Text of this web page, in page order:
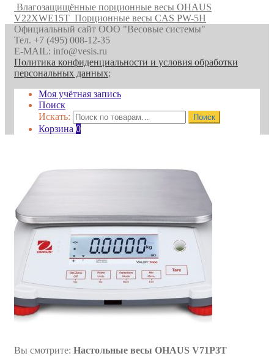
Влагозащищённые порционные весы OHAUS
V22XWE15T Порционные весы CAS PW-5H
Официальный сайт ООО "Весовые системы"
Тел. +7 (495) 008-12-35
E-MAIL: info@vesis.ru
Политика конфиденциальности и условия обработки
персональных данных;
Моя учётная запись
Поиск
Искать:
Поиск
Корзина 0
Вы смотрите: Настольные весы OHAUS V71P3T